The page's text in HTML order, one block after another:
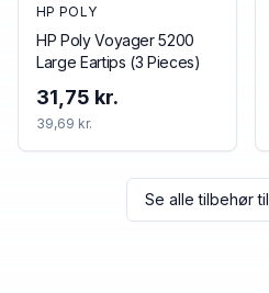
HP POLY
HP Poly Voyager 5200
Large Eartips (3 Pieces)
31,75 kr.
39,69 kr.
Se alle tilbehør til